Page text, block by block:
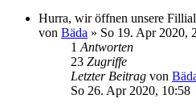
Hurra, wir öffnen unsere
von Bäda » So 19. Apr 2020,
1 Antworten
23 Zugriffe
Letzter Beitrag von
So 26. Apr 2020, 10:58